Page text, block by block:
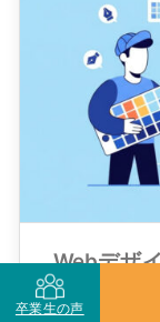
卒業生の声
Webデザ
残るための